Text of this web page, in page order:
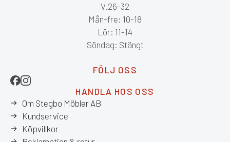
V.26-32
Mån-fre: 10-18
Lör: 11-14
Söndag: Stängt
FÖLJ OSS
HANDLA HOS OSS
Om Stegbo Möbler AB
Kundservice
Köpvillkor